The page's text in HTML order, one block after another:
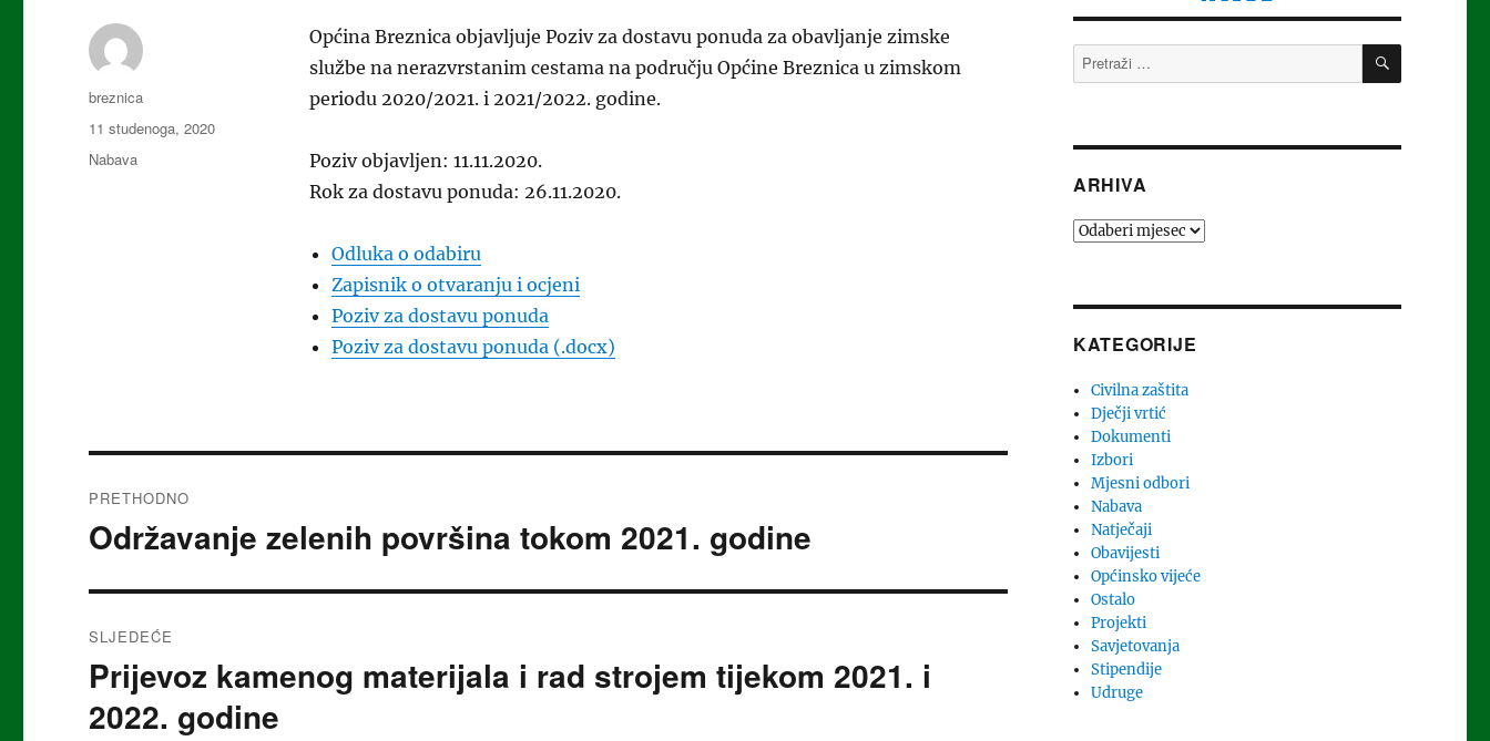
Općina Breznica objavljuje Poziv za dostavu ponuda za obavljanje zimske
službe na nerazvrstanim cestama na području Općine Breznica u zimskom
periodu 2020/2021. i 2021/2022. godine.
Poziv objavljen: 11.11.2020.
Rok za dostavu ponuda: 26.11.2020.
Odluka o odabiru
Zapisnik o otvaranju i ocjeni
Poziv za dostavu ponuda
Poziv za dostavu ponuda (.docx)
Autor
breznica
Objavljeno
dana
11 studenoga, 2020
Kategorije
Nabava
objava
PRETHODNO
Prethodna
Održavanje zelenih površina tokom 2021. godine
SLJEDEĆE
Sljedeća
objava:
Prijevoz kamenog materijala i rad strojem tijekom 2021. i
2022. godine
fontfont
Pretraži: PRETRAŽI
ARHIVA
Arhiva
KATEGORIJE
Civilna zaštita
Dječji vrtić
Dokumenti
Izbori
Mjesni odbori
Nabava
Natječaji
Obavijesti
Općinsko vijeće
Ostalo
Projekti
Savjetovanja
Stipendije
Udruge